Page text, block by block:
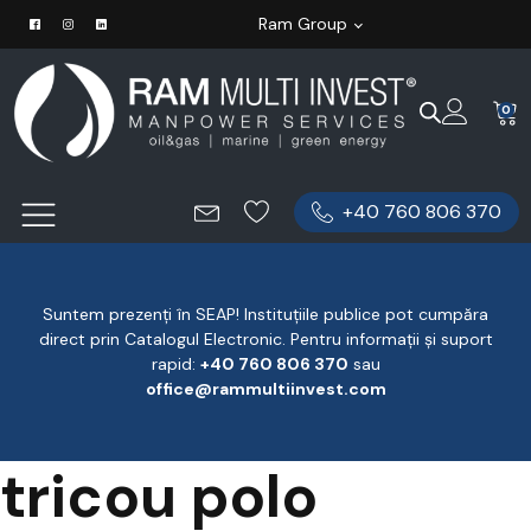
Ram Group
0
+40 760 806 370
Suntem prezenți în SEAP! Instituțiile publice pot cumpăra
direct prin Catalogul Electronic. Pentru informații și suport
rapid: ‪+40 760 806 370 ‬ sau
office@rammultiinvest.com
tricou polo